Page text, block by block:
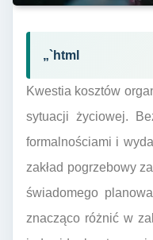
„`html
Kwestia kosztów
sytuacji życiowej.
formalnościami i
zakład pogrzebowy
świadomego
znacząco różnić w